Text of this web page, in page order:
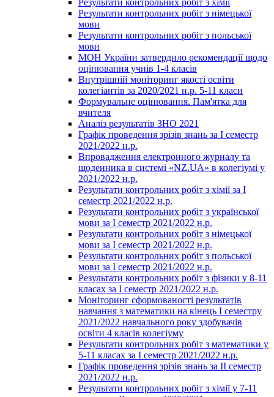
Результати контрольних робіт з хімії
Результати контрольних робіт з німецької
мови
Результати контрольних робіт з польської
мови
МОН України затвердило рекомендації щодо
оцінювання учнів 1-4 класів
Внутрішній моніторинг якості освіти
колегіантів за 2020/2021 н.р. 5-11 класи
Формувальне оцінювання. Пам'ятка для
вчителя
Аналіз результатів ЗНО 2021
Графік проведення зрізів знань за І семестр
2021/2022 н.р.
Впровадження електронного журналу та
щоденника в системі «NZ.UA» в колегіумі у
2021/2022 н.р.
Результати контрольних робіт з хімії за І
семестр 2021/2022 н.р.
Результати контрольних робіт з української
мови за І семестр 2021/2022 н.р.
Результати контрольних робіт з німецької
мови за І семестр 2021/2022 н.р.
Результати контрольних робіт з польської
мови за І семестр 2021/2022 н.р.
Результати контрольних робіт з фізики у 8-11
класах за І семестр 2021/2022 н.р.
Моніторинг сформованості результатів
навчання з математики на кінець І семестру
2021/2022 навчального року здобувачів
освіти 4 класів колегіуму
Результати контрольних робіт з математики у
5-11 класах за І семестр 2021/2022 н.р.
Графік проведення зрізів знань за ІІ семестр
2021/2022 н.р.
Результати контрольних робіт з хімії у 7-11